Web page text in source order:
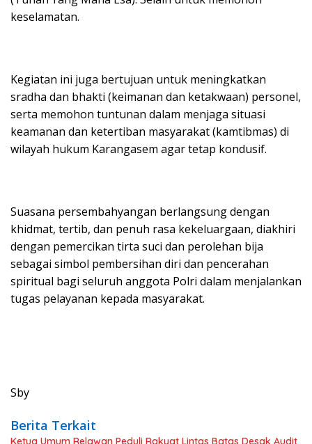
keselamatan.
Kegiatan ini juga bertujuan untuk meningkatkan
sradha dan bhakti (keimanan dan ketakwaan) personel,
serta memohon tuntunan dalam menjaga situasi
keamanan dan ketertiban masyarakat (kamtibmas) di
wilayah hukum Karangasem agar tetap kondusif.
Suasana persembahyangan berlangsung dengan
khidmat, tertib, dan penuh rasa kekeluargaan, diakhiri
dengan pemercikan tirta suci dan perolehan bija
sebagai simbol pembersihan diri dan pencerahan
spiritual bagi seluruh anggota Polri dalam menjalankan
tugas pelayanan kepada masyarakat.
Sby
Berita Terkait
Ketua Umum Relawan Peduli Rakyat Lintas Batas Desak Audit